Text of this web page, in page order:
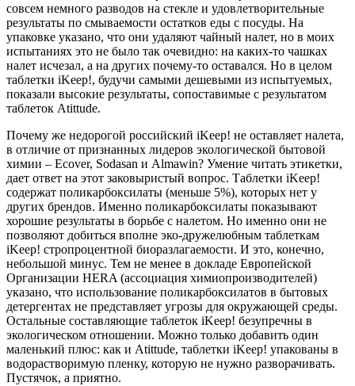
совсем немного разводов на стекле и удовлетворительные
результаты по смываемости остатков еды с посуды. На
упаковке указано, что они удаляют чайный налет, но в моих
испытаниях это не было так очевидно: на каких-то чашках
налет исчезал, а на других почему-то оставался. Но в целом
таблетки iKeep!, будучи самыми дешевыми из испытуемых,
показали высокие результаты, сопоставимые с результатом
таблеток Atittude.
Почему же недорогой российский iKeep! не оставляет налета,
в отличие от признанных лидеров экологической бытовой
химии – Ecover, Sodasan и Almawin? Умение читать этикетки,
дает ответ на этот заковыристый вопрос. Таблетки iKeep!
содержат поликарбоксилаты (меньше 5%), которых нет у
других брендов. Именно поликарбоксилаты показывают
хорошие результаты в борьбе с налетом. Но именно они не
позволяют добиться вполне эко-дружелюбным таблеткам
iKeep! стропроцентной биоразлагаемости. И это, конечно,
небольшой минус. Тем не менее в докладе Европейской
Организации HERA (ассоциация химиопроизводителей)
указано, что использование поликарбоксилатов в бытовых
детергентах не представляет угрозы для окружающей среды.
Остальные составляющие таблеток iKeep! безупречны в
экологическом отношении. Можно только добавить один
маленький плюс: как и Atittude, таблетки iKeep! упакованы в
водорастворимую пленку, которую не нужно разворачивать.
Пустячок, а приятно.